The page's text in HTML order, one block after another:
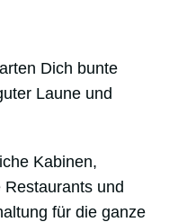
Dich bunte
Laune und
Kabinen,
und
für die ganze